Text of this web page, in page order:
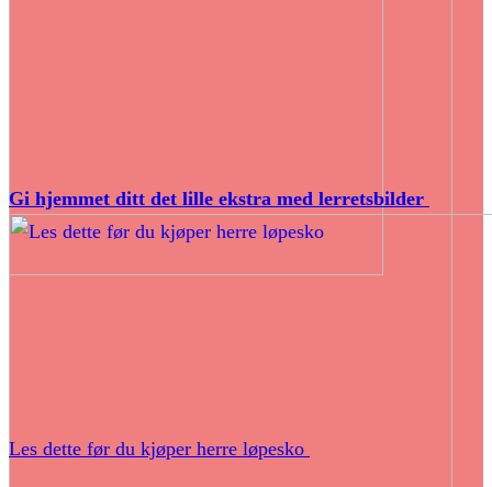
Gi hjemmet ditt det lille ekstra med lerretsbilder
Les dette før du kjøper herre løpesko